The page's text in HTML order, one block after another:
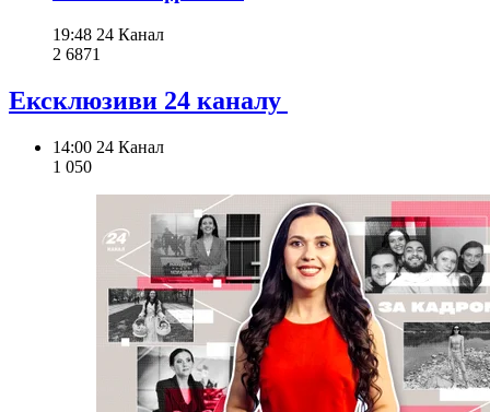
19:48 24 Канал
2 6871
Ексклюзиви 24 каналу
14:00 24 Канал
1 050